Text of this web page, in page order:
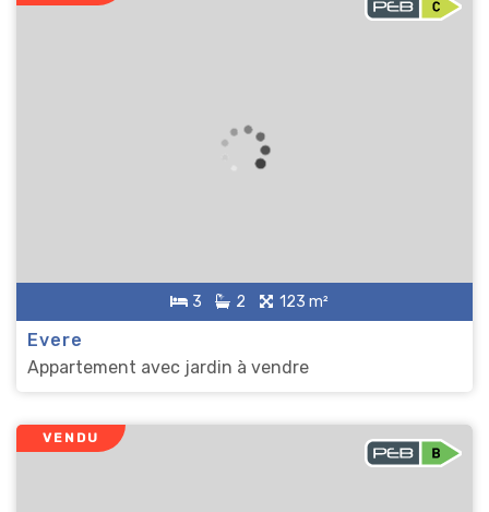
3 2 123 m²
Evere
Appartement avec jardin à vendre
VENDU